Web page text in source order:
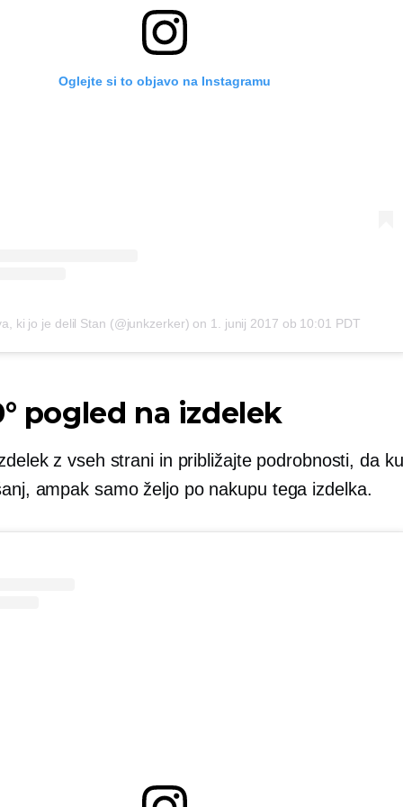
Oglejte si to objavo na Instagramu
ki jo je delil Stan (@junkzerker) on 1. junij 2017 ob 10:01 PDT
pogled na izdelek
z vseh strani in približajte podrobnosti, da
ampak samo željo po nakupu tega izdelka.